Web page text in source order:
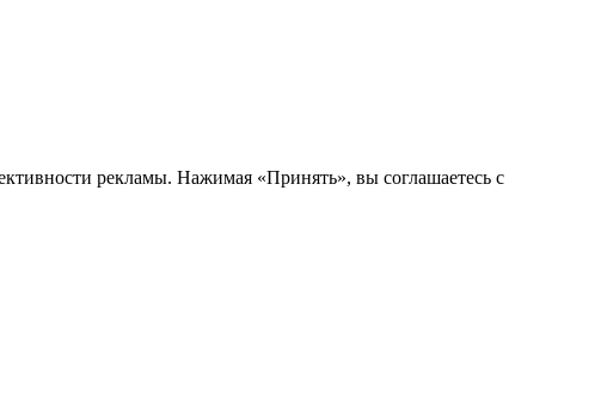
рекламы. Нажимая «Принять», вы соглашаетесь с